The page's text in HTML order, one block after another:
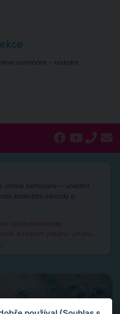
semináře - unikátní
online semináře – unikátní
konkrétní návody a
cesta sebelásky
a restart vašeho vztahu